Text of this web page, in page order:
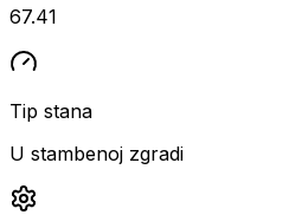
67.41
Tip stana
U stambenoj zgradi